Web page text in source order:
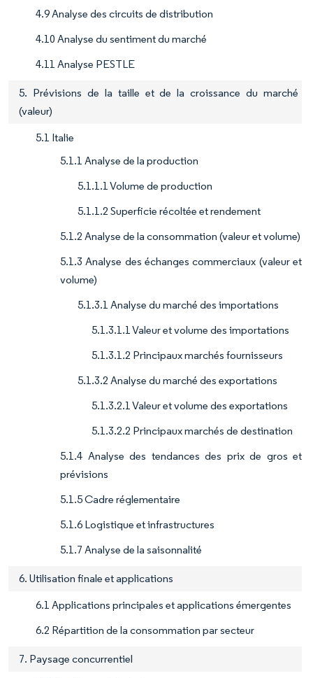
4.9 Analyse des circuits de distribution
4.10 Analyse du sentiment du marché
4.11 Analyse PESTLE
5. Prévisions de la taille et de la croissance du marché
(valeur)
5.1 Italie
5.1.1 Analyse de la production
5.1.1.1 Volume de production
5.1.1.2 Superficie récoltée et rendement
5.1.2 Analyse de la consommation (valeur et volume)
5.1.3 Analyse des échanges commerciaux (valeur et
volume)
5.1.3.1 Analyse du marché des importations
5.1.3.1.1 Valeur et volume des importations
5.1.3.1.2 Principaux marchés fournisseurs
5.1.3.2 Analyse du marché des exportations
5.1.3.2.1 Valeur et volume des exportations
5.1.3.2.2 Principaux marchés de destination
5.1.4 Analyse des tendances des prix de gros et
prévisions
5.1.5 Cadre réglementaire
5.1.6 Logistique et infrastructures
5.1.7 Analyse de la saisonnalité
6. Utilisation finale et applications
6.1 Applications principales et applications émergentes
6.2 Répartition de la consommation par secteur
7. Paysage concurrentiel